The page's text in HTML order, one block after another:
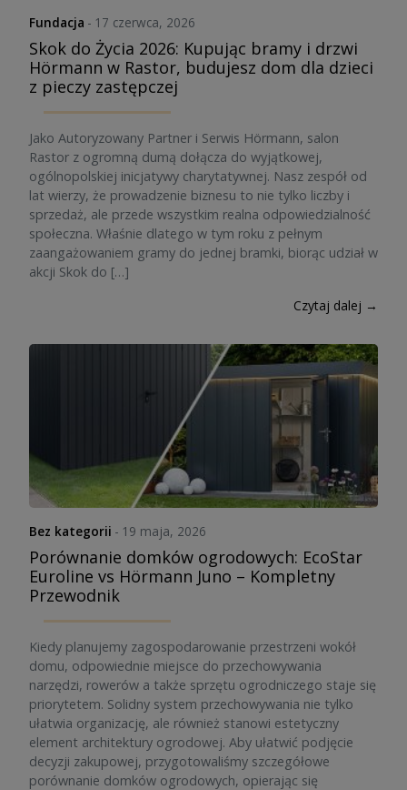
Fundacja - 17 czerwca, 2026
Skok do Życia 2026: Kupując bramy i drzwi
Hörmann w Rastor, budujesz dom dla dzieci
z pieczy zastępczej
Jako Autoryzowany Partner i Serwis Hörmann, salon
Rastor z ogromną dumą dołącza do wyjątkowej,
ogólnopolskiej inicjatywy charytatywnej. Nasz zespół od
lat wierzy, że prowadzenie biznesu to nie tylko liczby i
sprzedaż, ale przede wszystkim realna odpowiedzialność
społeczna. Właśnie dlatego w tym roku z pełnym
zaangażowaniem gramy do jednej bramki, biorąc udział w
akcji Skok do […]
Czytaj dalej →
Bez kategorii - 19 maja, 2026
Porównanie domków ogrodowych: EcoStar
Euroline vs Hörmann Juno – Kompletny
Przewodnik
Kiedy planujemy zagospodarowanie przestrzeni wokół
domu, odpowiednie miejsce do przechowywania
narzędzi, rowerów a także sprzętu ogrodniczego staje się
priorytetem. Solidny system przechowywania nie tylko
ułatwia organizację, ale również stanowi estetyczny
element architektury ogrodowej. Aby ułatwić podjęcie
decyzji zakupowej, przygotowaliśmy szczegółowe
porównanie domków ogrodowych, opierając się